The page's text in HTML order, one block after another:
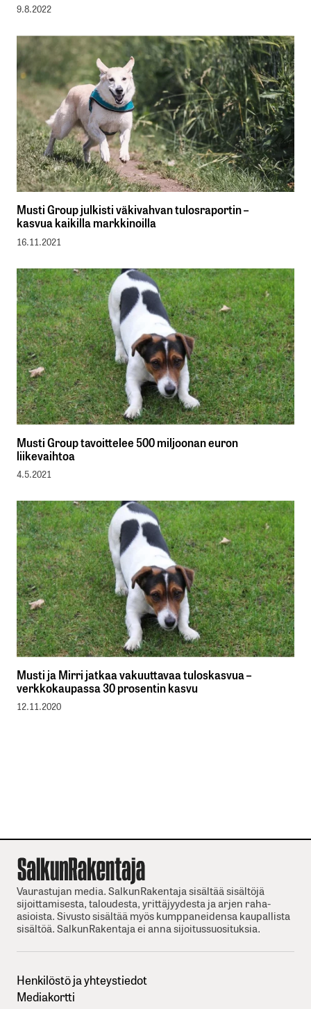
9.8.2022
Musti Group julkisti väkivahvan tulosraportin –
kasvua kaikilla markkinoilla
16.11.2021
Musti Group tavoittelee 500 miljoonan euron
liikevaihtoa
4.5.2021
Musti ja Mirri jatkaa vakuuttavaa tuloskasvua –
verkkokaupassa 30 prosentin kasvu
12.11.2020
Vaurastujan media. SalkunRakentaja sisältää sisältöjä
sijoittamisesta, taloudesta, yrittäjyydesta ja arjen raha-
asioista. Sivusto sisältää myös kumppaneidensa kaupallista
sisältöä. SalkunRakentaja ei anna sijoitussuosituksia.
Henkilöstö ja yhteystiedot
Mediakortti